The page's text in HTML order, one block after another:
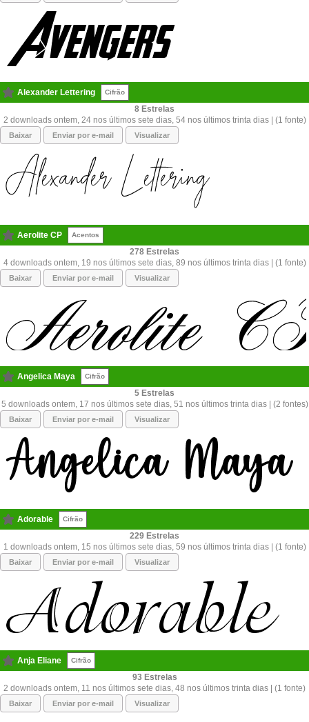
Alexander Lettering Cifrão
8
2 downloads ontem, 24 nos últimos sete dias, 54 nos últimos trinta dias | (1 fonte)
Baixar Enviar por e-mail Visualizar
Aerolite CP Acentos
278
4 downloads ontem, 19 nos últimos sete dias, 89 nos últimos trinta dias | (1 fonte)
Baixar Enviar por e-mail Visualizar
Angelica Maya Cifrão
5
5 downloads ontem, 17 nos últimos sete dias, 51 nos últimos trinta dias | (2 fontes)
Baixar Enviar por e-mail Visualizar
Adorable Cifrão
229
1 downloads ontem, 15 nos últimos sete dias, 59 nos últimos trinta dias | (1 fonte)
Baixar Enviar por e-mail Visualizar
Anja Eliane Cifrão
93
2 downloads ontem, 11 nos últimos sete dias, 48 nos últimos trinta dias | (1 fonte)
Baixar Enviar por e-mail Visualizar